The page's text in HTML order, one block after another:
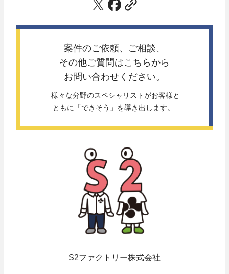
S2ファクトリー株式会社
案件のご依頼、ご相談、
その他ご質問はこちらから
お問い合わせください。
様々な分野のスペシャリストがお客様と
ともに「できそう」を導き出します。